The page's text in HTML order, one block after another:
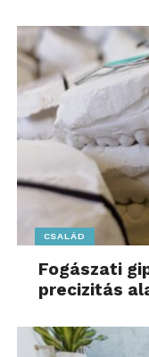
CSALÁD
Fogászati
precizitás